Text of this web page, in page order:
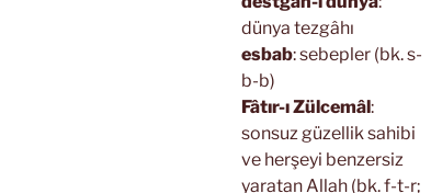
dünya tezgâhı
esbab: sebepler (bk. s-
b-b)
Fâtır-ı Zülcemâl:
sonsuz güzellik sahibi
ve herşeyi benzersiz
yaratan Allah (bk. f-ṭ-r;